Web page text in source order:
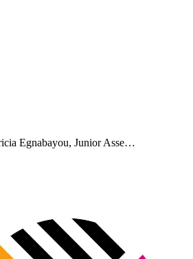
Egnabayou, Junior Asse…